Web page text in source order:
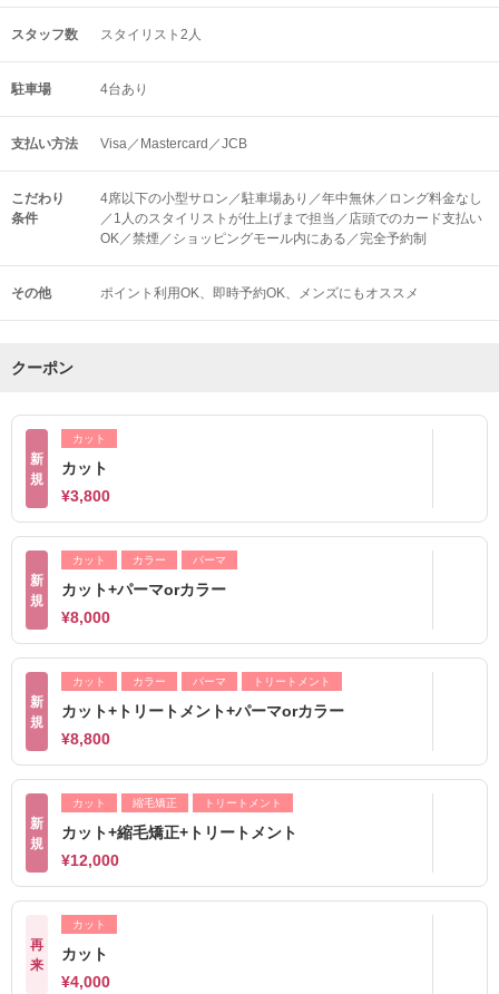
スタッフ数 スタイリスト2人
駐車場 4台あり
支払い方法 Visa／Mastercard／JCB
こだわり
条件
4席以下の小型サロン／駐車場あり／年中無休／ロング料金なし
／1人のスタイリストが仕上げまで担当／店頭でのカード支払い
OK／禁煙／ショッピングモール内にある／完全予約制
その他 ポイント利用OK 即時予約OK メンズにもオススメ
クーポン
新
規
カット
カット
¥3,800
新
規
カット カラー パーマ
カット+パーマorカラー
¥8,000
新
規
カット カラー パーマ トリートメント
カット+トリートメント+パーマorカラー
¥8,800
新
規
カット 縮毛矯正 トリートメント
カット+縮毛矯正+トリートメント
¥12,000
再
来
カット
カット
¥4,000